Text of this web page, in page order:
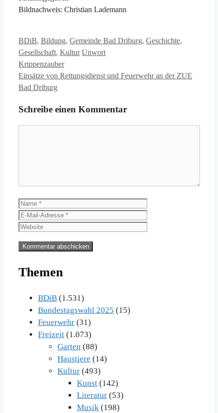
Bildnachweis: Christian Lademann
Kategorien
BDiB, Bildung, Gemeinde Bad Driburg, Geschichte,
Gesellschaft, Kultur Schlagwörter
Unwort
Krippenzauber
Einsätze von Rettungsdienst und Feuerwehr an der ZUE
Bad Driburg
Schreibe einen Kommentar
Name
Themen
BDiB (1.531)
Bundestagswahl 2025 (15)
Feuerwehr (31)
Freizeit (1.073)
Garten (88)
Haustiere (14)
Kultur (493)
Kunst (142)
Literatur (53)
Musik (198)